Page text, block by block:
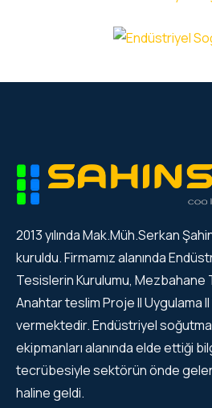
2013 yılında Mak.Müh.Serkan
kuruldu. Firmamız alanında
Tesislerin Kurulumu, Mezbahane
Anahtar teslim Proje II Uygulama
vermektedir. Endüstriyel
ekipmanları alanında elde ettiği
tecrübesiyle sektörün önde
haline geldi.